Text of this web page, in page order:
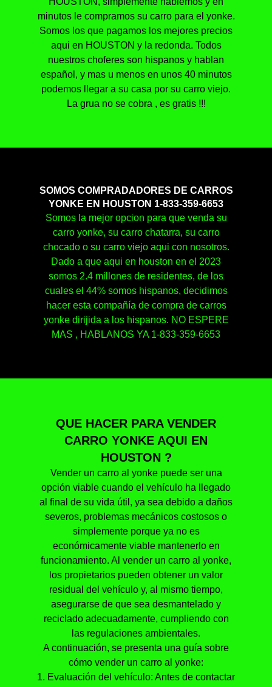
minutos le compramos su carro para el yonke.
Somos los que pagamos los mejores precios
aqui en HOUSTON y la redonda. Todos
nuestros choferes son hispanos y hablan
español, y mas u menos en unos 40 minutos
podemos llegar a su casa por su carro viejo.
La grua no se cobra , es gratis !!!
SOMOS COMPRADADORES DE CARROS
YONKE EN HOUSTON 1-833-359-6653
Somos la mejor opcion para que venda su
carro yonke, su carro chatarra, su carro
chocado o su carro viejo aqui con nosotros.
Dado a que aqui en houston en el 2023
somos 2.4 millones de residentes, de los
cuales el 44% somos hispanos, decidimos
hacer esta compañía de compra de carros
yonke dirijida a los hispanos. NO ESPERE
MAS , HABLANOS YA 1-833-359-6653
QUE HACER PARA VENDER
CARRO YONKE AQUI EN
HOUSTON ?
Vender un carro al yonke puede ser una
opción viable cuando el vehículo ha llegado
al final de su vida útil, ya sea debido a daños
severos, problemas mecánicos costosos o
simplemente porque ya no es
económicamente viable mantenerlo en
funcionamiento. Al vender un carro al yonke,
los propietarios pueden obtener un valor
residual del vehículo y, al mismo tiempo,
asegurarse de que sea desmantelado y
reciclado adecuadamente, cumpliendo con
las regulaciones ambientales.
A continuación, se presenta una guía sobre
cómo vender un carro al yonke:
1. Evaluación del vehículo: Antes de contactar